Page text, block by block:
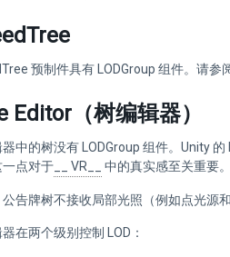
预制件具有 LODGroup 组件。请参
Editor（树编辑器）
中的树没有 LODGroup 组件。Unity
一点对于 __ VR__ 中的真实感至关重要。
公告牌树不接收局部光照（例如点光源
在两个级别控制 LOD：